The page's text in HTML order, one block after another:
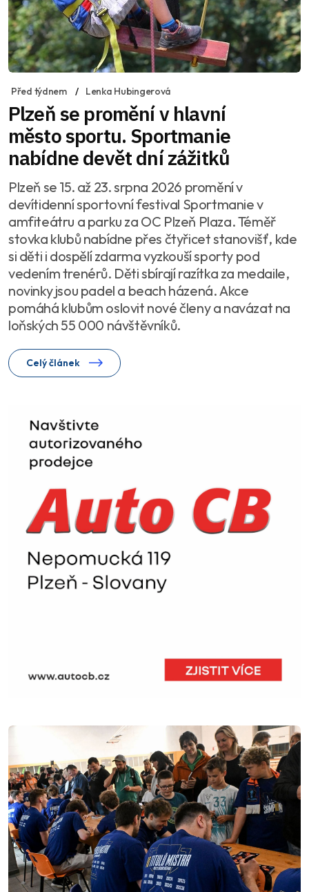
Před týdnem Lenka Hubingerová
Plzeň se promění v hlavní
město sportu. Sportmanie
nabídne devět dní zážitků
Plzeň se 15. až 23. srpna 2026 promění v
devítidenní sportovní festival Sportmanie v
amfiteátru a parku za OC Plzeň Plaza. Téměř
stovka klubů nabídne přes čtyřicet stanovišť, kde
si děti i dospělí zdarma vyzkouší sporty pod
vedením trenérů. Děti sbírají razítka za medaile,
novinky jsou padel a beach házená. Akce
pomáhá klubům oslovit nové členy a navázat na
loňských 55 000 návštěvníků.
Celý článek